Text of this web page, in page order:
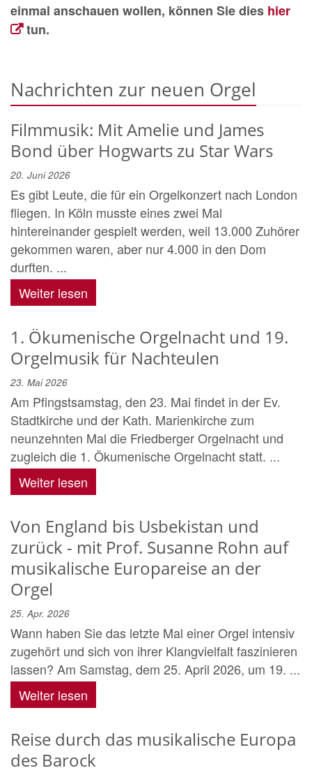
einmal anschauen wollen, können Sie dies hier
tun.
Nachrichten zur neuen Orgel
Filmmusik: Mit Amelie und James
Bond über Hogwarts zu Star Wars
20. Juni 2026
Es gibt Leute, die für ein Orgelkonzert nach London
fliegen. In Köln musste eines zwei Mal
hintereinander gespielt werden, weil 13.000 Zuhörer
gekommen waren, aber nur 4.000 in den Dom
durften. ...
Weiter lesen
1. Ökumenische Orgelnacht und 19.
Orgelmusik für Nachteulen
23. Mai 2026
Am Pfingstsamstag, den 23. Mai findet in der Ev.
Stadtkirche und der Kath. Marienkirche zum
neunzehnten Mal die Friedberger Orgelnacht und
zugleich die 1. Ökumenische Orgelnacht statt. ...
Weiter lesen
Von England bis Usbekistan und
zurück - mit Prof. Susanne Rohn auf
musikalische Europareise an der
Orgel
25. Apr. 2026
Wann haben Sie das letzte Mal einer Orgel intensiv
zugehört und sich von ihrer Klangvielfalt faszinieren
lassen? Am Samstag, dem 25. April 2026, um 19. ...
Weiter lesen
Reise durch das musikalische Europa
des Barock